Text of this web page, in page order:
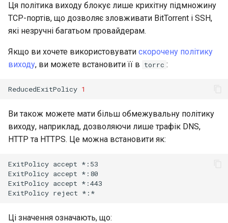
Ця політика виходу блокує лише крихітну підмножину
TCP-портів, що дозволяє зловживати BitTorrent і SSH,
які незручні багатьом провайдерам.
Якщо ви хочете використовувати скорочену політику
виходу, ви можете встановити її в torrc :
ReducedExitPolicy 1
Ви також можете мати більш обмежувальну політику
виходу, наприклад, дозволяючи лише трафік DNS,
HTTP та HTTPS. Це можна встановити як:
ExitPolicy accept *:53
ExitPolicy accept *:80
ExitPolicy accept *:443
ExitPolicy reject
Ці значення означають, що: